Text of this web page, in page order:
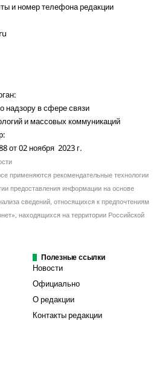
и номер телефона редакции
надзору в сфере связи
и массовых коммуникаций
02 ноября 2023 г.
применяются рекомендательные технологии
предоставления информации на основе
сведений, относящихся к предпочтениям
находящихся на территории Российской
Полезные ссылки
Новости
Официально
О редакции
Контакты редакции